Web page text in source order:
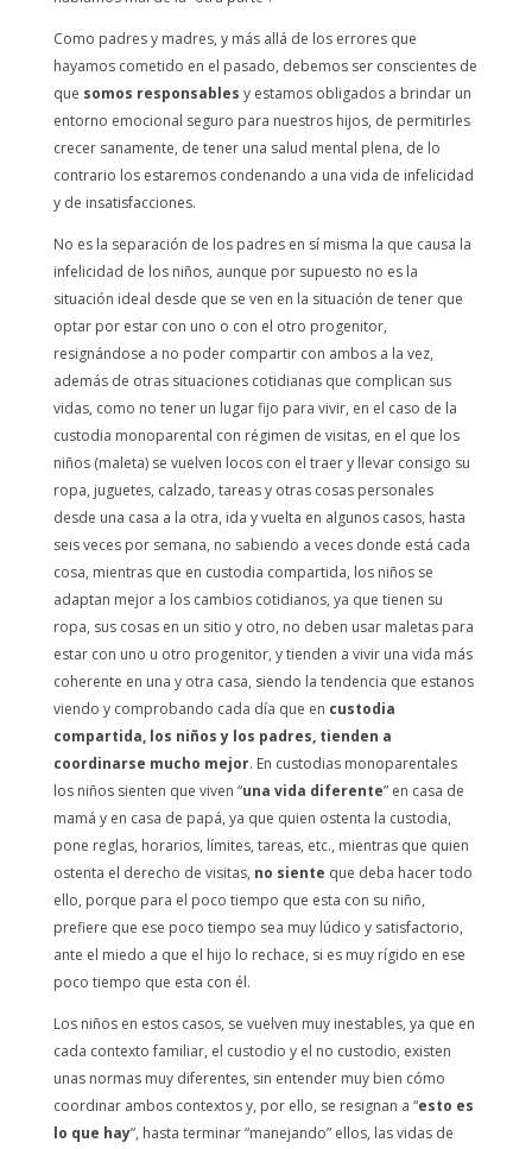
Como padres y madres, y más allá de los errores que
hayamos cometido en el pasado, debemos ser conscientes de
que somos responsables y estamos obligados a brindar un
entorno emocional seguro para nuestros hijos, de permitirles
crecer sanamente, de tener una salud mental plena, de lo
contrario los estaremos condenando a una vida de infelicidad
y de insatisfacciones.
No es la separación de los padres en sí misma la que causa la
infelicidad de los niños, aunque por supuesto no es la
situación ideal desde que se ven en la situación de tener que
optar por estar con uno o con el otro progenitor,
resignándose a no poder compartir con ambos a la vez,
además de otras situaciones cotidianas que complican sus
vidas, como no tener un lugar fijo para vivir, en el caso de la
custodia monoparental con régimen de visitas, en el que los
niños (maleta) se vuelven locos con el traer y llevar consigo su
ropa, juguetes, calzado, tareas y otras cosas personales
desde una casa a la otra, ida y vuelta en algunos casos, hasta
seis veces por semana, no sabiendo a veces donde está cada
cosa, mientras que en custodia compartida, los niños se
adaptan mejor a los cambios cotidianos, ya que tienen su
ropa, sus cosas en un sitio y otro, no deben usar maletas para
estar con uno u otro progenitor, y tienden a vivir una vida más
coherente en una y otra casa, siendo la tendencia que estanos
viendo y comprobando cada día que en custodia
compartida, los niños y los padres, tienden a
coordinarse mucho mejor. En custodias monoparentales
los niños sienten que viven “una vida diferente” en casa de
mamá y en casa de papá, ya que quien ostenta la custodia,
pone reglas, horarios, límites, tareas, etc., mientras que quien
ostenta el derecho de visitas, no siente que deba hacer todo
ello, porque para el poco tiempo que esta con su niño,
prefiere que ese poco tiempo sea muy lúdico y satisfactorio,
ante el miedo a que el hijo lo rechace, si es muy rígido en ese
poco tiempo que esta con él.
Los niños en estos casos, se vuelven muy inestables, ya que en
cada contexto familiar, el custodio y el no custodio, existen
unas normas muy diferentes, sin entender muy bien cómo
coordinar ambos contextos y, por ello, se resignan a “esto es
lo que hay”, hasta terminar “manejando” ellos, las vidas de